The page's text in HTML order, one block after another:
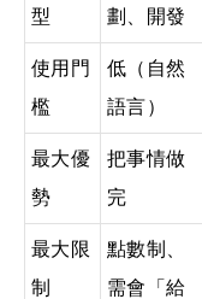
型
劃、開發
使用門
檻
低（自然
語言）
最大優
勢
把事情做
完
最大限
制
點數制、
需會「給